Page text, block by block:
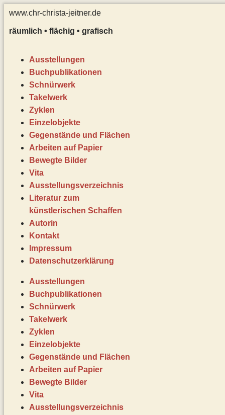
www.chr-christa-jeitner.de
räumlich • flächig • grafisch
Ausstellungen
Buchpublikationen
Schnürwerk
Takelwerk
Zyklen
Einzelobjekte
Gegenstände und Flächen
Arbeiten auf Papier
Bewegte Bilder
Vita
Ausstellungsverzeichnis
Literatur zum
künstlerischen Schaffen
Autorin
Kontakt
Impressum
Datenschutz­erklärung
Ausstellungen
Buchpublikationen
Schnürwerk
Takelwerk
Zyklen
Einzelobjekte
Gegenstände und Flächen
Arbeiten auf Papier
Bewegte Bilder
Vita
Ausstellungsverzeichnis